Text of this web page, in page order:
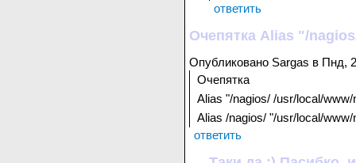
ответить
Очепятка Alias "/
Опубликовано Sargas в Пнд,
Очепятка
Alias "/nagios/ /usr/local/
Alias /nagios/ "/usr/local/www/
ответить